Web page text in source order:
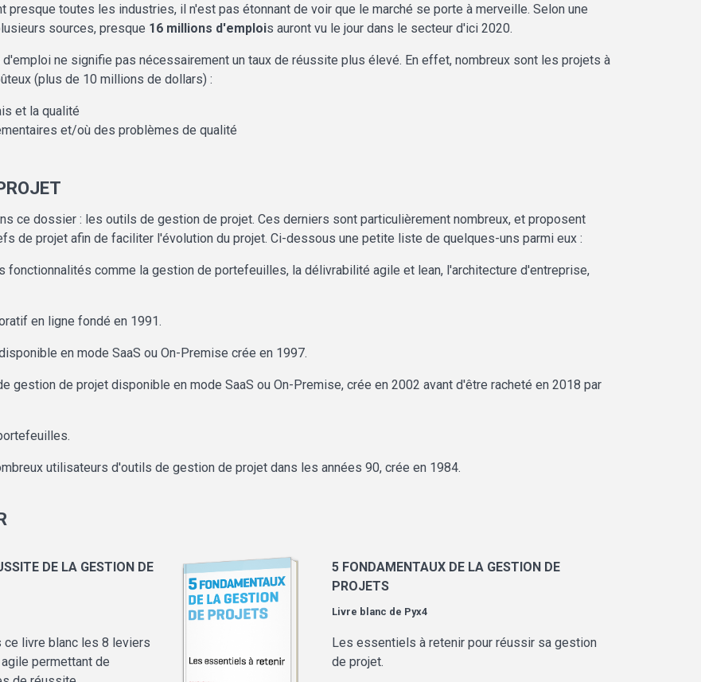
presque toutes les industries, il n'est pas étonnant de voir que le marché se porte à merveille. Selon une
sources, presque 16 millions d'emplois auront vu le jour dans le secteur d'ici 2020.
ne signifie pas nécessairement un taux de réussite plus élevé. En effet, nombreux sont les projets à
(plus de 10 millions de dollars) :
et la qualité
et/où des problèmes de qualité
ce dossier : les outils de gestion de projet. Ces derniers sont particulièrement nombreux, et proposent
de projet afin de faciliter l'évolution du projet. Ci-dessous une petite liste de quelques-uns parmi eux :
fonctionnalités comme la gestion de portefeuilles, la délivrabilité agile et lean, l'architecture d'entreprise,
en ligne fondé en 1991.
en mode SaaS ou On-Premise crée en 1997.
gestion de projet disponible en mode SaaS ou On-Premise, crée en 2002 avant d'être racheté en 2018 par
utilisateurs d'outils de gestion de projet dans les années 90, crée en 1984.
DE LA GESTION DE
ce livre blanc les 8 leviers
permettant de
5 FONDAMENTAUX DE LA GESTION DE
PROJETS
Livre blanc de Pyx4
Les essentiels à retenir pour réussir sa gestion
de projet.